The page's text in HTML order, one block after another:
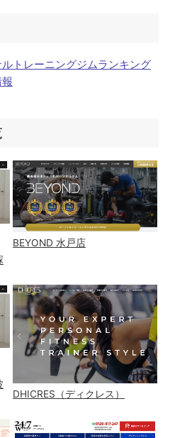
トレーニングジムランキング
BEYOND 水戸店
DHICRES（ディクレス）